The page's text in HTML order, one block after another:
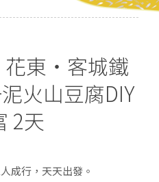
花東‧客城鐵
火山豆腐DIY
2天
成行，天天出發。